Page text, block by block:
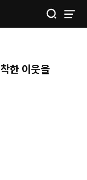
한 이웃을